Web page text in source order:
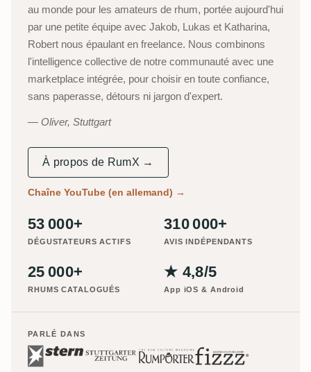
au monde pour les amateurs de rhum, portée aujourd'hui
par une petite équipe avec Jakob, Lukas et Katharina,
Robert nous épaulant en freelance. Nous combinons
l'intelligence collective de notre communauté avec une
marketplace intégrée, pour choisir en toute confiance,
sans paperasse, détours ni jargon d'expert.
Oliver, Stuttgart
À propos de RumX →
Chaîne YouTube (en allemand) →
53 000+
DÉGUSTATEURS ACTIFS
310 000+
AVIS INDÉPENDANTS
25 000+
RHUMS CATALOGUÉS
★ 4,8/5
App iOS & Android
PARLÉ DANS